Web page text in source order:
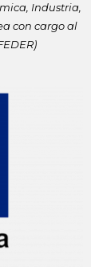
Industria,
con cargo al